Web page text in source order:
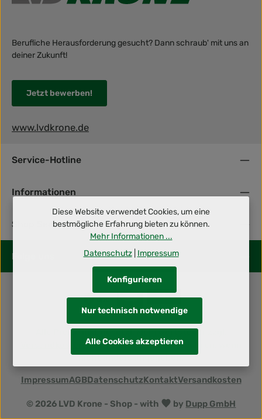
Berufliche Herausforderung gesucht? Dann schraub' mit uns an
deiner Zukunft!
Jetzt bewerben!
www.lvdkrone.de
Service-Hotline
Informationen
Shop Service
Folge uns
Alle Preise inkl. gesetzl. Mehrwertsteuer zzgl.
und ggf. Nachnahmegebühren, wenn
nicht anders angegeben.
© 2026 LVD Krone - Shop - with by Dupp GmbH
ImpressumAGBDatenschutzKontaktVersandkosten
Diese Website verwendet Cookies, um eine
bestmögliche Erfahrung bieten zu können.
Mehr Informationen ...
Datenschutz| Impressum
Nur technisch notwendige
Konfigurieren
Alle Cookies akzeptieren